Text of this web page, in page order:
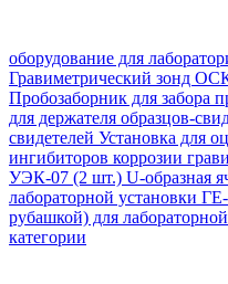
оборудование для
Гравиметрический зонд
Пробозаборник для забора
для держателя образцов-
свидетелей Установка для
ингибиторов коррозии
УЭК-07 (2 шт.) U-образная
лабораторной установки
рубашкой) для
категории